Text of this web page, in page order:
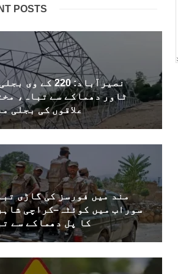
POSTS
نصیرآباد: 220 کے وی
ٹاور دھماکے سے تباہ،
علاقوں کی بجلی
مند میں فورسز کی گاڑی
سوراب میں کوئٹہ–کراچی
کا پل دھماکے سے